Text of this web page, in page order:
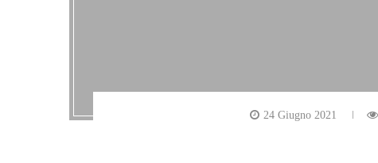
24 Giugno 2021